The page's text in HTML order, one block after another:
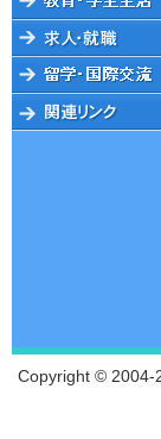
Copyright © 2004-